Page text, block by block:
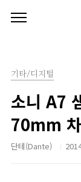
기타/디지털
소니 A7
70mm
단테(Dante)